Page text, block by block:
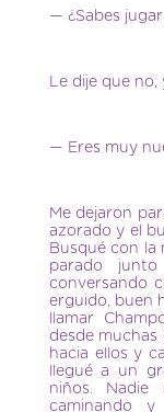
— ¿Sabes
Le dije que
— Eres muy
Me dejaron
azorado y el
Busqué con la
parado
conversando
erguido, buen
llamar
desde
hacia ellos y
llegué a un
niños.
caminando